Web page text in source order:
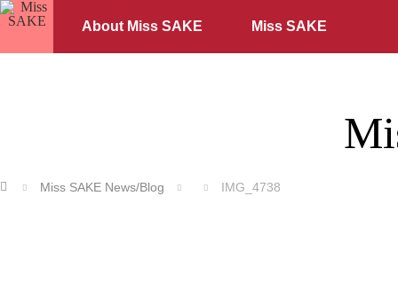
About Miss SAKE Miss SAKE
ホーム Miss SAKE News/Blog IMG_4738